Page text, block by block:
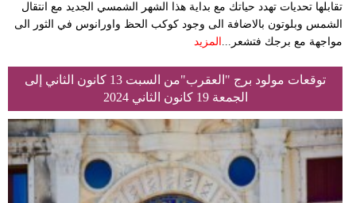
تقابلها تحديات تهدد حياتك مع بداية هذا الشهر الشمسي الجديد مع انتقال
الشمس وبلوتون بالاضافة الى وجود كوكب الحظ واورانوس في الثور الى
مواجهة مع برجك فتشعر... المزيد
توقعات مولود برج "العقرب"من السبت 13 كانون الثاني إلى
الجمعة 19 كانون الثاني 2024